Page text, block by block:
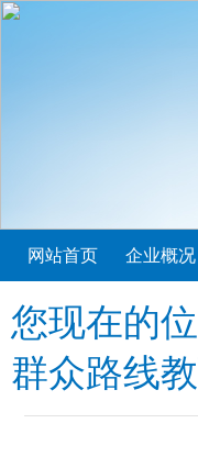
网站首页 企业概况
您现在的位
群众路线